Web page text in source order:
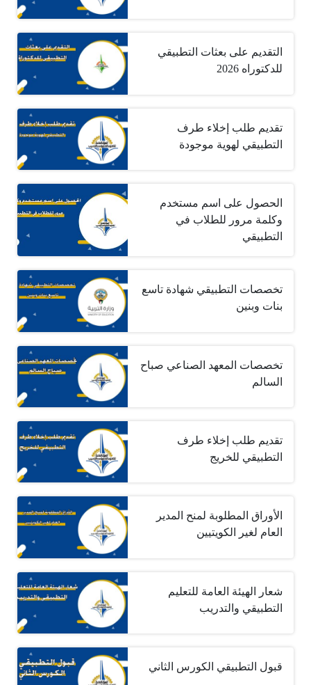
التقديم على بعثات التطبيقي
للدكتوراه 2026
تقديم طلب إخلاء طرف
التطبيقي لهوية موجودة
الحصول على اسم مستخدم
وكلمة مرور للطلاب في
التطبيقي
تخصصات التطبيقي شهادة تاسع
بنات وبنين
تخصصات المعهد الصناعي صباح
السالم
تقديم طلب إخلاء طرف
التطبيقي للخريج
الأوراق المطلوبة لمنح المدير
العام لغير الكويتيين
شعار الهيئة العامة للتعليم
التطبيقي والتدريب
قبول التطبيقي الكورس الثاني